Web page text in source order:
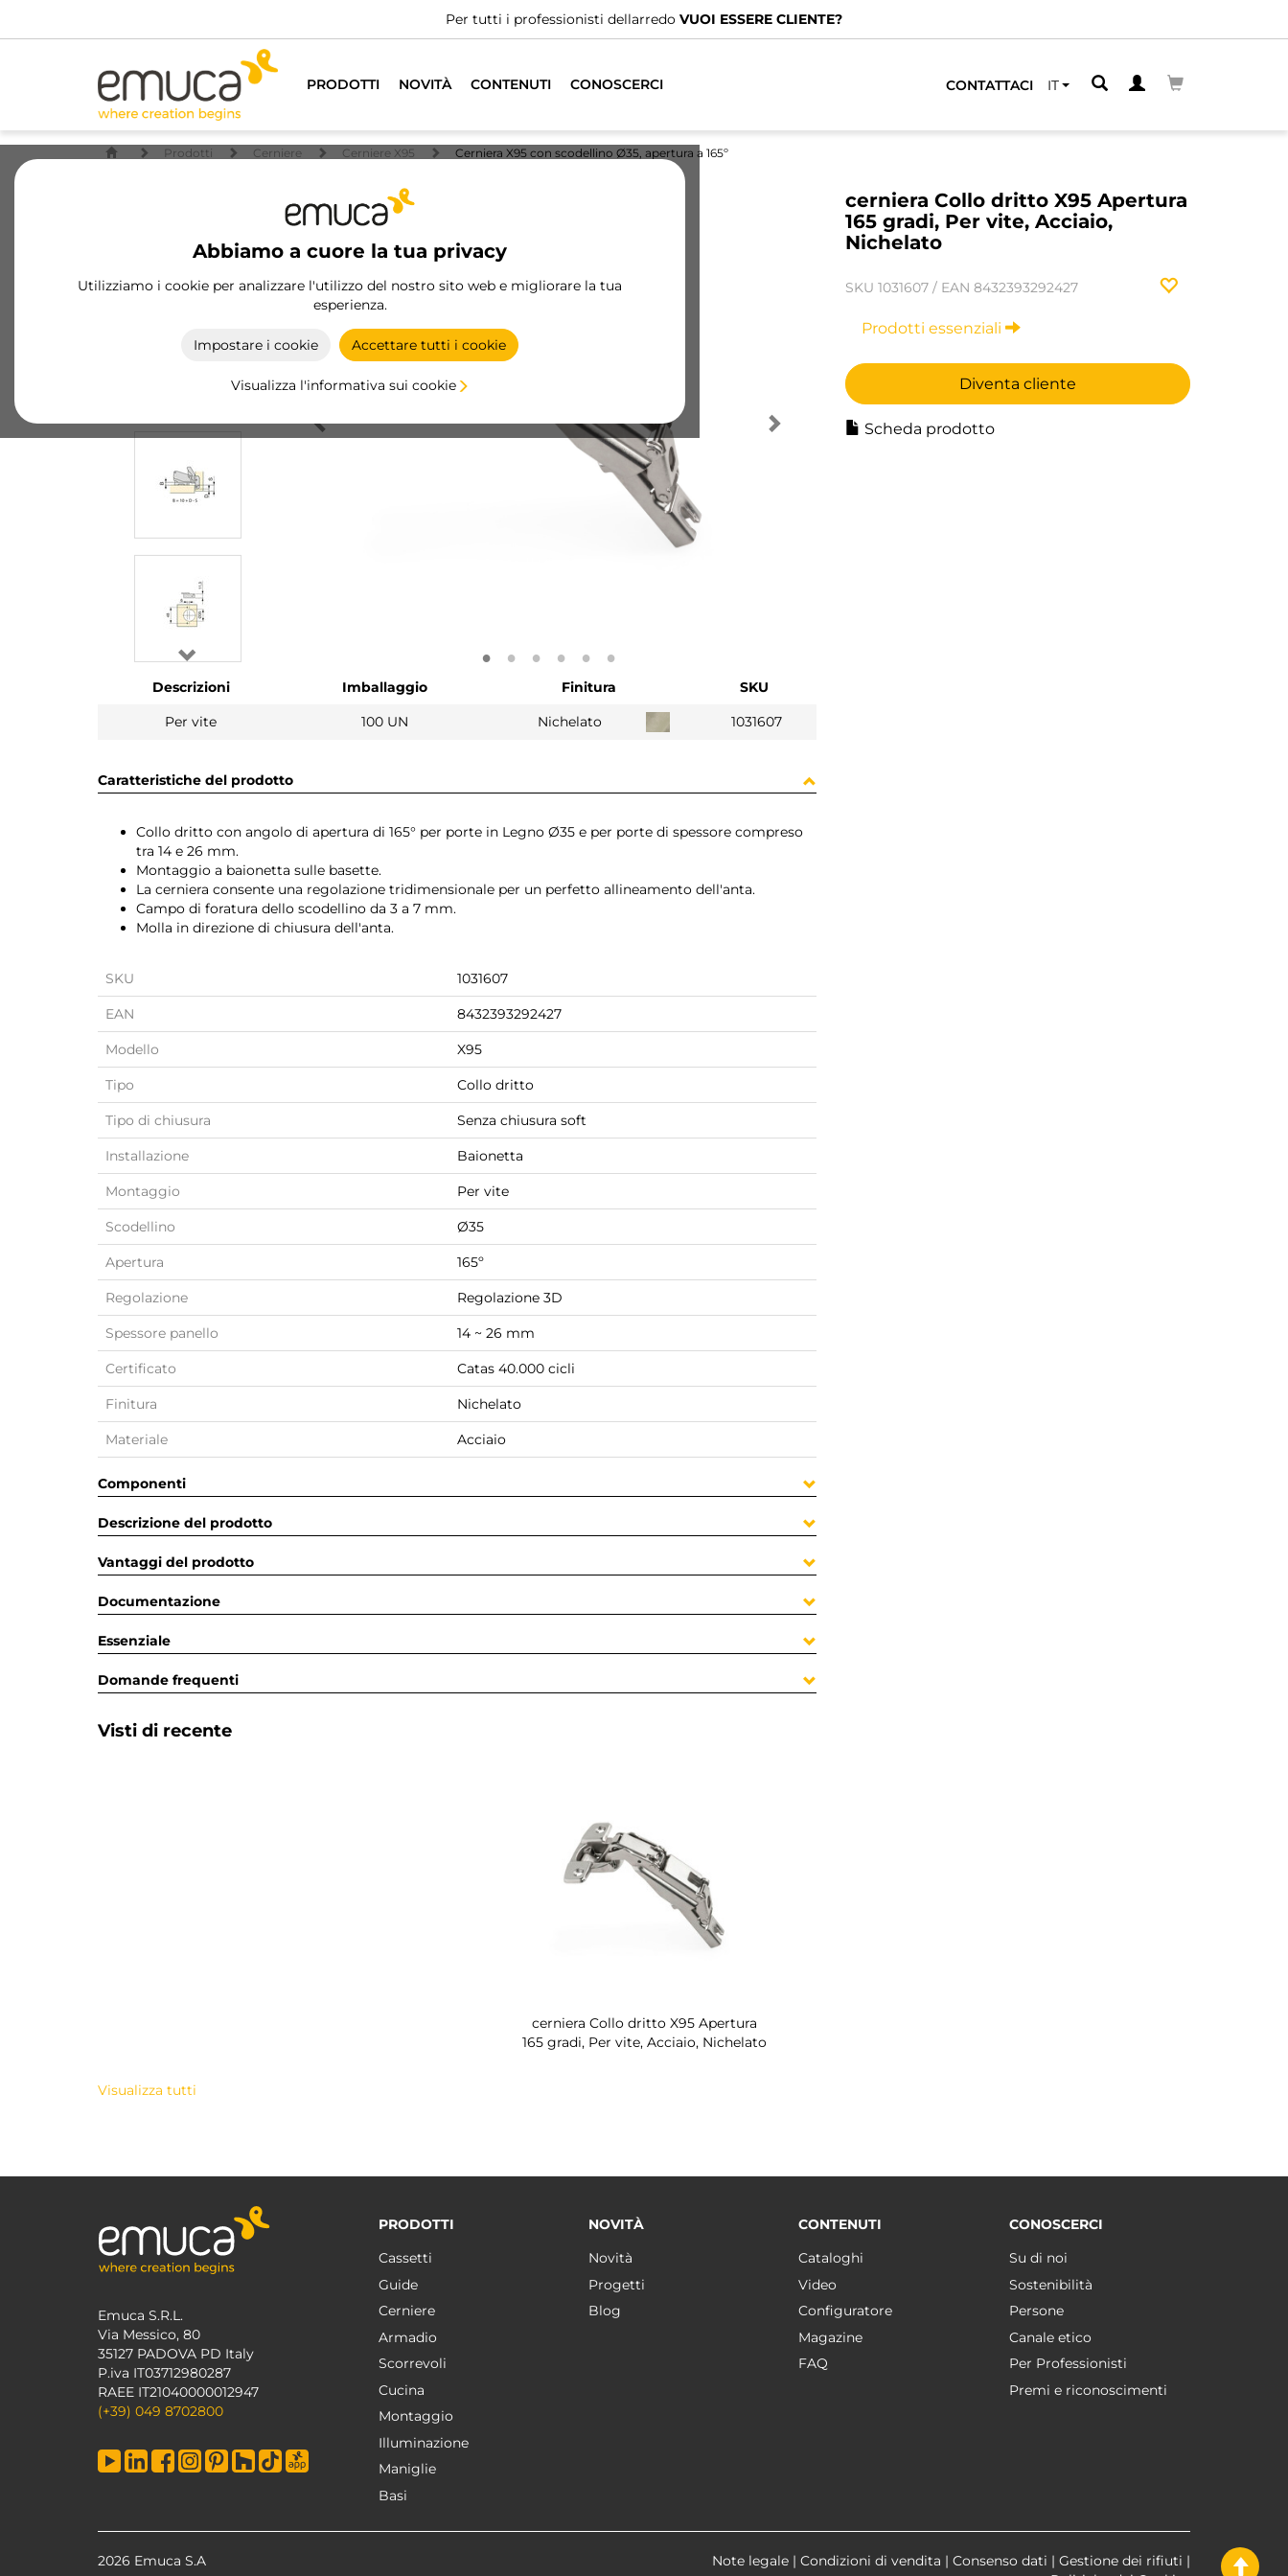
Per tutti i professionisti dellarredo VUOI ESSERE CLIENTE?
PRODOTTI NOVITÀ CONTENUTI CONOSCERCI CONTATTACI IT
Abbiamo a cuore la tua privacy
Utilizziamo i cookie per analizzare l'utilizzo del nostro sito web e migliorare la tua
esperienza.
Impostare i cookie Accettare tutti i cookie
Visualizza l'informativa sui cookie
Prodotti Cerniere Cerniere X95 Cerniera X95 con scodellino Ø35, apertura a 165º
cerniera Collo dritto X95 Apertura
165 gradi, Per vite, Acciaio,
Nichelato
SKU 1031607 / EAN 8432393292427
Prodotti essenziali
Diventa cliente
Scheda prodotto
Descrizioni Imballaggio Finitura
SKU
Per vite
100 UN Nichelato 1031607
Caratteristiche del prodotto
Collo dritto con angolo di apertura di 165° per porte in Legno Ø35 e per porte di spessore compreso
tra 14 e 26 mm.
Montaggio a baionetta sulle basette.
La cerniera consente una regolazione tridimensionale per un perfetto allineamento dell'anta.
Campo di foratura dello scodellino da 3 a 7 mm.
Molla in direzione di chiusura dell'anta.
SKU 1031607
EAN 8432393292427
Modello X95
Tipo Collo dritto
Tipo di chiusura Senza chiusura soft
Installazione Baionetta
Montaggio Per vite
Scodellino Ø35
Apertura 165º
Regolazione Regolazione 3D
Spessore panello 14 ~ 26 mm
Certificato Catas 40.000 cicli
Finitura Nichelato
Materiale Acciaio
Componenti
Descrizione del prodotto
Vantaggi del prodotto
Documentazione
Essenziale
Domande frequenti
Visti di recente
cerniera Collo dritto X95 Apertura
165 gradi, Per vite, Acciaio, Nichelato
Visualizza tutti
Emuca S.R.L.
Via Messico, 80
35127 PADOVA PD Italy
P.iva IT03712980287
RAEE IT21040000012947
(+39) 049 8702800
PRODOTTI
Cassetti
Guide
Cerniere
Armadio
Scorrevoli
Cucina
Montaggio
Illuminazione
Maniglie
Basi
NOVITÀ
Novità
Progetti
Blog
CONTENUTI
Cataloghi
Video
Configuratore
Magazine
FAQ
CONOSCERCI
Su di noi
Sostenibilità
Persone
Canale etico
Per Professionisti
Premi e riconoscimenti
2026 Emuca S.A Note legale | Condizioni di vendita | Consenso dati | Gestione dei rifiuti |